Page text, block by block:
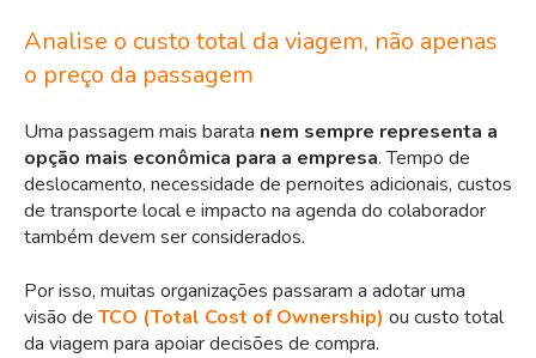
Analise o custo total da viagem, não apenas
o preço da passagem
Uma passagem mais barata nem sempre representa a
opção mais econômica para a empresa. Tempo de
deslocamento, necessidade de pernoites adicionais, custos
de transporte local e impacto na agenda do colaborador
também devem ser considerados.
Por isso, muitas organizações passaram a adotar uma
visão de TCO (Total Cost of Ownership) ou custo total
da viagem para apoiar decisões de compra.